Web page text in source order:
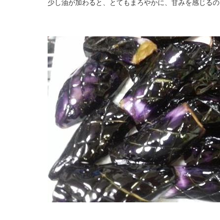
少し油が加わると、とてもまろやかに、甘みを感じる